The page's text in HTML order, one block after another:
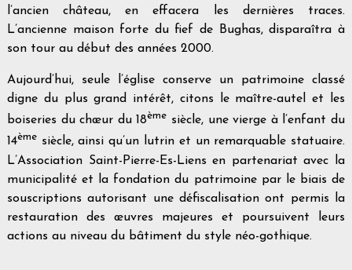
l’ancien château, en effacera les dernières traces.
L’ancienne maison forte du fief de Bughas, disparaîtra à
son tour au début des années 2000.
Aujourd’hui, seule l’église conserve un patrimoine classé
digne du plus grand intérêt, citons le maître-autel et les
boiseries du chœur du 18ème siècle, une vierge à l’enfant du
14ème siècle, ainsi qu’un lutrin et un remarquable statuaire.
L’Association Saint-Pierre-Es-Liens en partenariat avec la
municipalité et la fondation du patrimoine par le biais de
souscriptions autorisant une défiscalisation ont permis la
restauration des œuvres majeures et poursuivent leurs
actions au niveau du bâtiment du style néo-gothique.